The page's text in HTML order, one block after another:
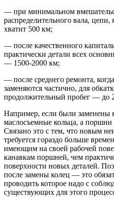
— при минимальном
распределительного вала, цепи,
хватит 500 км;
— после качественного
практически детали всех
— 1500-2000 км;
— после среднего ремонта,
заменяются частично, для
продолжительный пробег — до
Например, если были заменены
маслосъемные кольца, а поршни
Связано это с тем, что новым
требуется гораздо больше
имеющим на своей рабочей
канавкам поршней, чем
поверхности новых деталей.
после замены колец — это
проводить которое надо с
существующих для этого